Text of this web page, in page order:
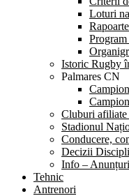
Loturi
Istoric Rugby
Palmares CN
Cluburi afiliate
Stadionul
Conducere,
Decizii
Info – Anunțuri
Tehnic
Antrenori